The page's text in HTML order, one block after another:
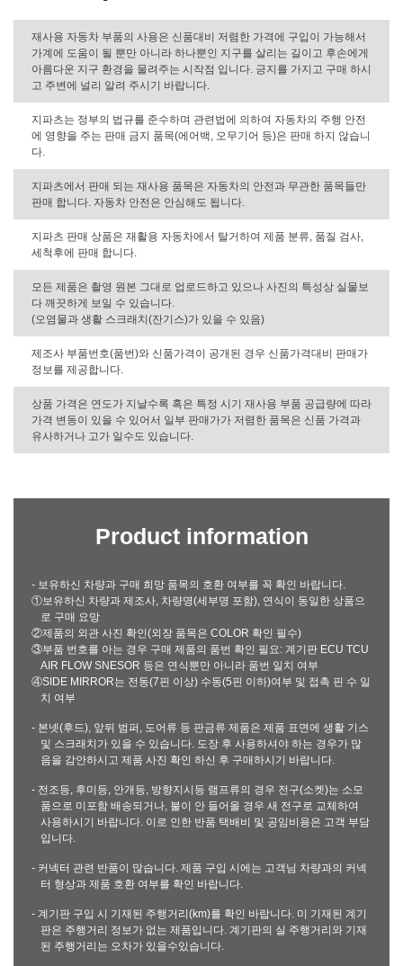
재사용 자동차 부품의 사용은 신품대비 저렴한 가격에 구입이 가능해서
가계에 도움이 될 뿐만 아니라 하나뿐인 지구를 살리는 길이고 후손에게
아름다운 지구 환경을 물려주는 시작점 입니다. 긍지를 가지고 구매 하시
고 주변에 널리 알려 주시기 바랍니다.
지파츠는 정부의 법규를 준수하며 관련법에 의하여 자동차의 주행 안전
에 영향을 주는 판매 금지 품목(에어백, 오무기어 등)은 판매 하지 않습니
다.
지파츠에서 판매 되는 재사용 품목은 자동차의 안전과 무관한 품목들만
판매 합니다. 자동차 안전은 안심해도 됩니다.
지파츠 판매 상품은 재활용 자동차에서 탈거하여 제품 분류, 품질 검사,
세척후에 판매 합니다.
모든 제품은 촬영 원본 그대로 업로드하고 있으나 사진의 특성상 실물보
다 깨끗하게 보일 수 있습니다.
(오염물과 생활 스크래치(잔기스)가 있을 수 있음)
제조사 부품번호(품번)와 신품가격이 공개된 경우 신품가격대비 판매가
정보를 제공합니다.
상품 가격은 연도가 지날수록 혹은 특정 시기 재사용 부품 공급량에 따라
가격 변동이 있을 수 있어서 일부 판매가가 저렴한 품목은 신품 가격과
유사하거나 고가 일수도 있습니다.
Product information
- 보유하신 차량과 구매 희망 품목의 호환 여부를 꼭 확인 바랍니다.
①보유하신 차량과 제조사, 차량명(세부명 포함), 연식이 동일한 상품으
로 구매 요망
②제품의 외관 사진 확인(외장 품목은 COLOR 확인 필수)
③부품 번호를 아는 경우 구매 제품의 품번 확인 필요: 계기판 ECU TCU
AIR FLOW SNESOR 등은 연식뿐만 아니라 품번 일치 여부
④SIDE MIRROR는 전동(7핀 이상) 수동(5핀 이하)여부 및 접촉 핀 수 일
치 여부
- 본넷(후드), 앞뒤 범퍼, 도어류 등 판금류 제품은 제품 표면에 생활 기스
및 스크래치가 있을 수 있습니다. 도장 후 사용하셔야 하는 경우가 많
음을 감안하시고 제품 사진 확인 하신 후 구매하시기 바랍니다.
- 전조등, 후미등, 안개등, 방향지시등 램프류의 경우 전구(소켓)는 소모
품으로 미포함 배송되거나, 불이 안 들어올 경우 새 전구로 교체하여
사용하시기 바랍니다. 이로 인한 반품 택배비 및 공임비용은 고객 부담
입니다.
- 커넥터 관련 반품이 많습니다. 제품 구입 시에는 고객님 차량과의 커넥
터 형상과 제품 호환 여부를 확인 바랍니다.
- 계기판 구입 시 기재된 주행거리(km)를 확인 바랍니다. 미 기재된 계기
판은 주행거리 정보가 없는 제품입니다. 계기판의 실 주행거리와 기재
된 주행거리는 오차가 있을수있습니다.